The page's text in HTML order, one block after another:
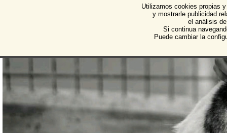
Protectora de Animales
Asociación Protectora de Animales y Plantas de
Utilizamos cookies propias
y mostrarle publicidad
el análisis
Si continua
Puede cambiar la